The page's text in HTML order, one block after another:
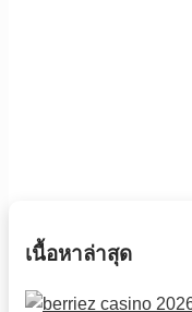
เนื้อหาล่าสุด